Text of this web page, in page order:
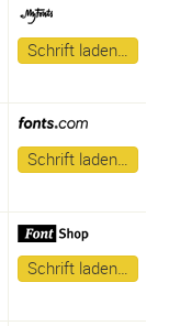
Schrift laden…
Schrift laden…
Schrift laden…